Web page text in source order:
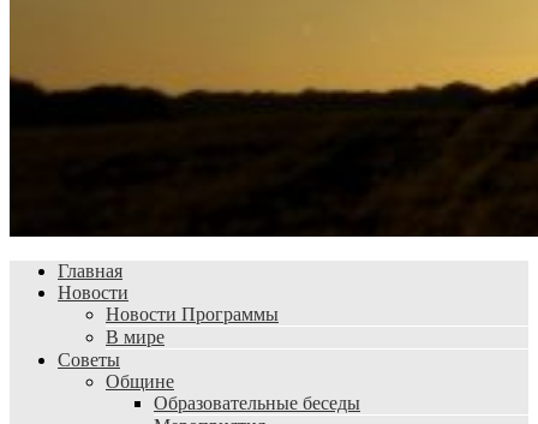
Главная
Новости
Новости Программы
В мире
Советы
Общине
Образовательные беседы